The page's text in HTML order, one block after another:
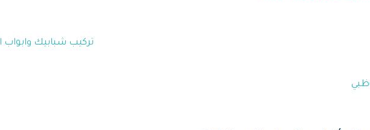
تركيب شبابيك وابواب